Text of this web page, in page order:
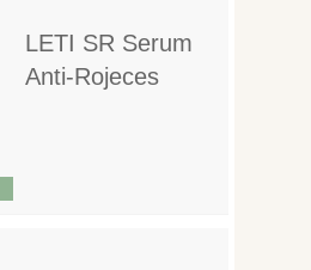
LETI SR Serum
Anti-Rojeces